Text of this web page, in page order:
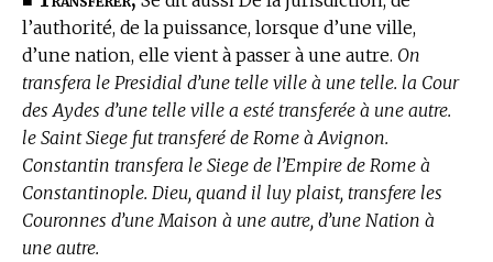
l’authorité, de la puissance, lorsque d’une ville,
d’une nation, elle vient à passer à une autre. On
transfera le Presidial d’une telle ville à une telle. la Cour
des Aydes d’une telle ville a esté transferée à une autre.
le Saint Siege fut transferé de Rome à Avignon.
Constantin transfera le Siege de l’Empire de Rome à
Constantinople. Dieu, quand il luy plaist, transfere les
Couronnes d’une Maison à une autre, d’une Nation à
une autre.